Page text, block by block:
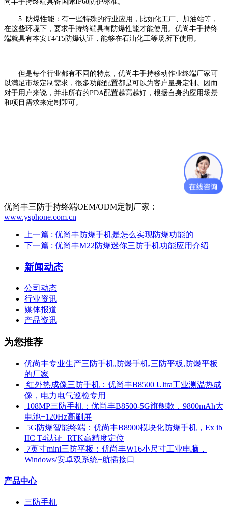
5.
防爆性能：有一些特殊的行业应用，比如化工厂、加油站等，
在这些环境下，要求手持终端具有防爆性能才能使用。 优尚丰手持终
端就具有本安T4/T5防爆认证，能够在石油化工等场所下使用。
但是每个行业都有不同的特点， 优尚丰手持移动作业终端厂家可
以满足市场定制 需求，很多功能配置都是可以 为客户量身定制。因而
对于用户来说 ，并非所有的PDA配置越高越好，根据自身的应用场景
和项目需求来定制即可。
优尚丰三防手持终端OEM/ODM定制厂家：
www.ysphone.com.cn
上一篇 : 优尚丰防爆手机是怎么实现防爆功能的
下一篇 : 优尚丰M22防爆迷你三防手机功能应用介绍
新闻动态
公司动态
行业资讯
媒体报道
产品资讯
为您推荐
优尚丰专业生产三防手机,防爆手机,三防平板,防爆平板
的厂家
​ 红外热成像三防手机：优尚丰B8500 Ultra工业测温热成
像，电力电气巡检专用
​ 108MP三防手机：优尚丰B8500-5G旗舰款，9800mAh大
电池+120Hz高刷屏
​ 5G防爆智能终端：优尚丰B8900模块化防爆手机，Ex ib
IIC T4认证+RTK高精度定位
​ 7英寸mini三防平板：优尚丰W16小尺寸工业电脑，
Windows/安卓双系统+航插接口
产品中心
三防手机